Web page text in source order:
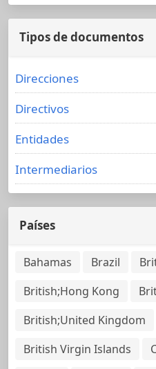
Tipos de documentos
Direcciones
Directivos
Entidades
Intermediarios
Países
Bahamas Brazil
British;Hong Kong
British;United Kingdom
British Virgin Islands